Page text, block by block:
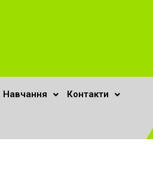
Навчання Контакти